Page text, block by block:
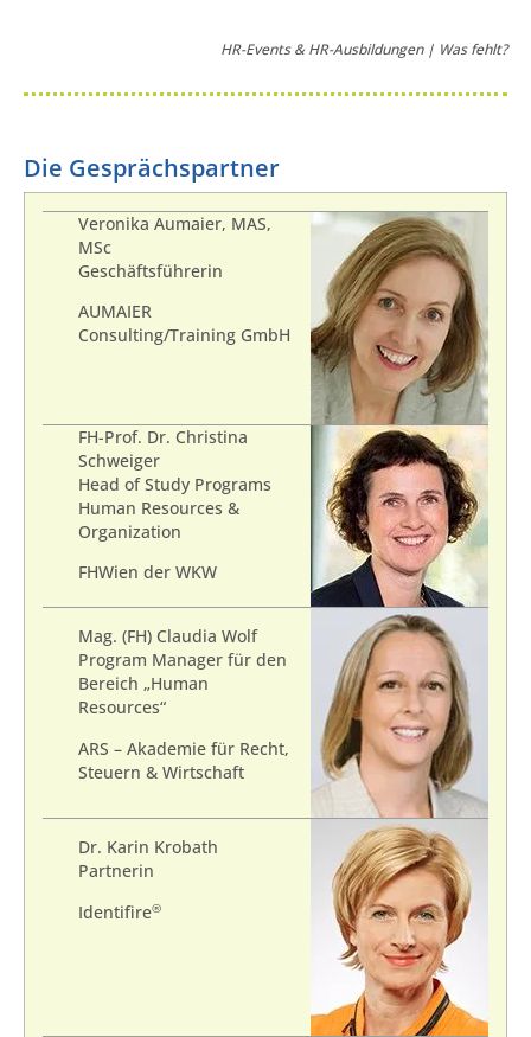
HR-Events & HR-Ausbildungen | Was fehlt?
Die Gesprächspartner
Veronika Aumaier, MAS,
MSc
Geschäftsführerin
AUMAIER
Consulting/Training GmbH
FH-Prof. Dr. Christina
Schweiger
Head of Study Programs
Human Resources &
Organization
FHWien der WKW
Mag. (FH) Claudia Wolf
Program Manager für den
Bereich „Human
Resources“
ARS – Akademie für Recht,
Steuern & Wirtschaft
Dr. Karin Krobath
Partnerin
Identifire®